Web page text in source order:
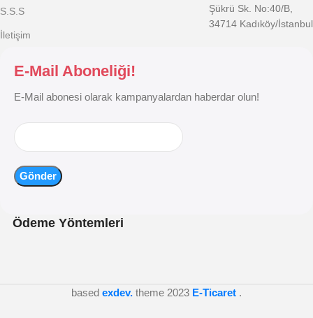
S.S.S
İletişim
Şükrü Sk. No:40/B,
34714 Kadıköy/İstanbul
E-Mail Aboneliği!
E-Mail abonesi olarak kampanyalardan haberdar olun!
Ödeme Yöntemleri
based exdev. theme 2023 E-Ticaret .